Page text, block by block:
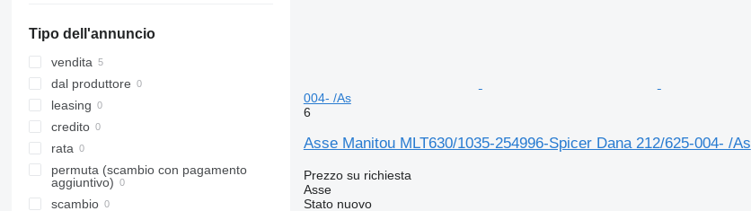
Tipo dell'annuncio
vendita
dal produttore
leasing
credito
rata
permuta (scambio con pagamento
aggiuntivo)
scambio
004- /As
6
Asse Manitou MLT630/1035-254996-Spicer Dana 212/625-004- /As
Prezzo su richiesta
Asse
Statonuovo